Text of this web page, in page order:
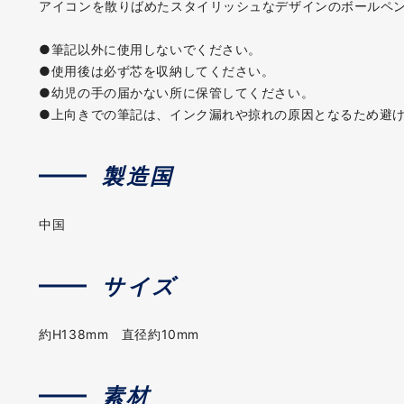
アイコンを散りばめたスタイリッシュなデザインのボールペ
●筆記以外に使用しないでください。
●使用後は必ず芯を収納してください。
●幼児の手の届かない所に保管してください。
●上向きでの筆記は、インク漏れや掠れの原因となるため避
製造国
中国
サイズ
約H138mm 直径約10mm
素材